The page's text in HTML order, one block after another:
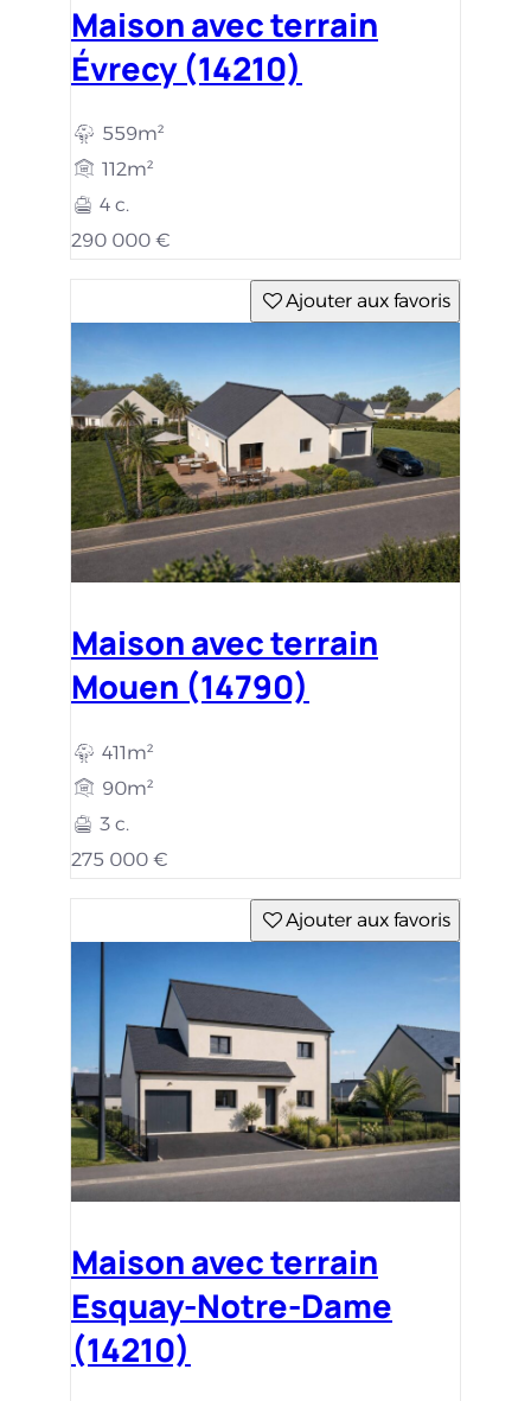
Maison avec terrain
Évrecy (14210)
559m²
112m²
4 c.
290 000 €
Ajouter aux favoris
Maison avec terrain
Mouen (14790)
411m²
90m²
3 c.
275 000 €
Ajouter aux favoris
Maison avec terrain
Esquay-Notre-Dame
(14210)